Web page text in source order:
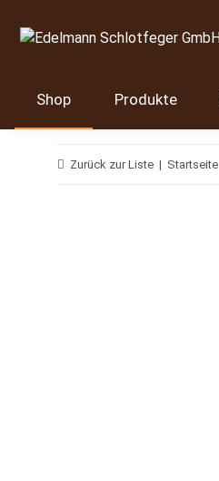
Shop Produkte
Zurück zur Liste Startseite